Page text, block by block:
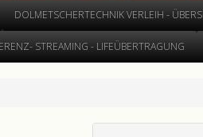
DOLMETSCHERTECHNIK VERLEIH -
STREAMING - LIFEÜBERTRAGUNG